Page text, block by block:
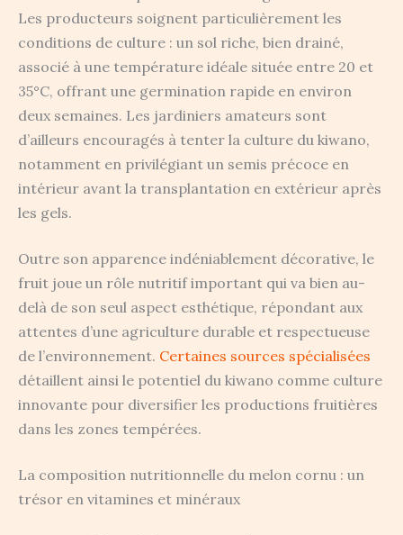
Les producteurs soignent particulièrement les
conditions de culture : un sol riche, bien drainé,
associé à une température idéale située entre 20 et
35°C, offrant une germination rapide en environ
deux semaines. Les jardiniers amateurs sont
d’ailleurs encouragés à tenter la culture du kiwano,
notamment en privilégiant un semis précoce en
intérieur avant la transplantation en extérieur après
les gels.
Outre son apparence indéniablement décorative, le
fruit joue un rôle nutritif important qui va bien au-
delà de son seul aspect esthétique, répondant aux
attentes d’une agriculture durable et respectueuse
de l’environnement. Certaines sources spécialisées
détaillent ainsi le potentiel du kiwano comme culture
innovante pour diversifier les productions fruitières
dans les zones tempérées.
La composition nutritionnelle du melon cornu : un
trésor en vitamines et minéraux